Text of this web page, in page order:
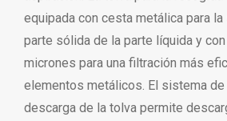
equipada con cesta metálica para
parte sólida de la parte líquida y
micrones para una filtración más
elementos metálicos. El sistema
descarga de la tolva permite